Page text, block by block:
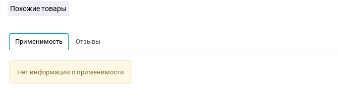
Похожие товары
Применимость Отзывы
Нет информации о применимости